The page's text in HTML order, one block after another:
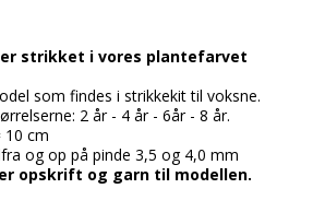
er strikket i vores plantefarvet
som findes i strikkekit til voksne.
2 år - 4 år - 6år - 8 år.
10 cm
og op på pinde 3,5 og 4,0 mm
opskrift og garn til modellen.